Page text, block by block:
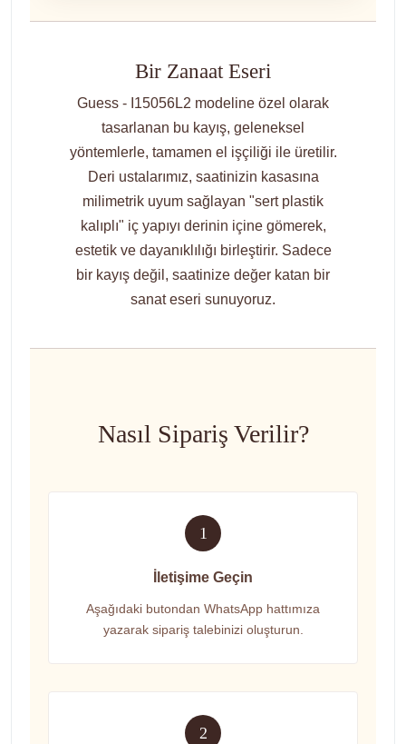
Bir Zanaat Eseri
Guess - I15056L2 modeline özel olarak
tasarlanan bu kayış, geleneksel
yöntemlerle, tamamen el işçiliği ile üretilir.
Deri ustalarımız, saatinizin kasasına
milimetrik uyum sağlayan "sert plastik
kalıplı" iç yapıyı derinin içine gömerek,
estetik ve dayanıklılığı birleştirir. Sadece
bir kayış değil, saatinize değer katan bir
sanat eseri sunuyoruz.
Nasıl Sipariş Verilir?
1
İletişime Geçin
Aşağıdaki butondan WhatsApp hattımıza
yazarak sipariş talebinizi oluşturun.
2